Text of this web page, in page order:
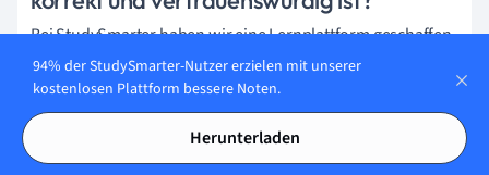
Bei StudySmarter haben wir eine Lernplattform geschaffen,
die Millionen von Studierende unterstützt. Lerne die
Menschen kennen, die hart daran arbeiten, Fakten
basierten Content zu liefern und sicherzustellen, dass er
94% der StudySmarter-Nutzer erzielen mit unserer
kostenlosen Plattform bessere Noten.
Herunterladen